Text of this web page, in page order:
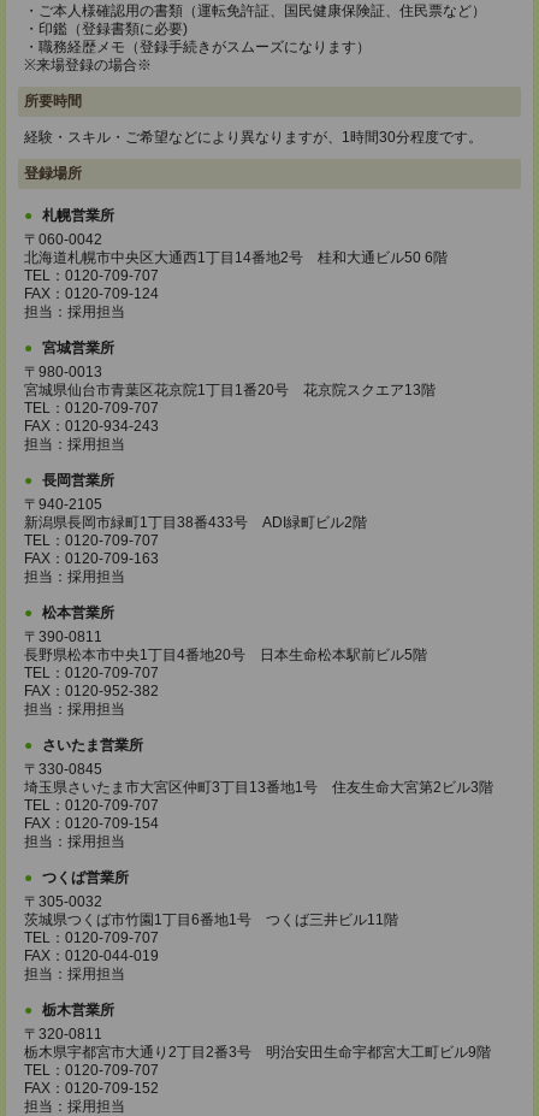
・ご本人様確認用の書類（運転免許証、国民健康保険証、住民票など）
・印鑑（登録書類に必要)
・職務経歴メモ（登録手続きがスムーズになります）
※来場登録の場合※
所要時間
経験・スキル・ご希望などにより異なりますが、1時間30分程度です。
登録場所
札幌営業所
〒060-0042
北海道札幌市中央区大通西1丁目14番地2号 桂和大通ビル50 6階
TEL：0120-709-707
FAX：0120-709-124
担当：採用担当
宮城営業所
〒980-0013
宮城県仙台市青葉区花京院1丁目1番20号 花京院スクエア13階
TEL：0120-709-707
FAX：0120-934-243
担当：採用担当
長岡営業所
〒940-2105
新潟県長岡市緑町1丁目38番433号 ADI緑町ビル2階
TEL：0120-709-707
FAX：0120-709-163
担当：採用担当
松本営業所
〒390-0811
長野県松本市中央1丁目4番地20号 日本生命松本駅前ビル5階
TEL：0120-709-707
FAX：0120-952-382
担当：採用担当
さいたま営業所
〒330-0845
埼玉県さいたま市大宮区仲町3丁目13番地1号 住友生命大宮第2ビル3階
TEL：0120-709-707
FAX：0120-709-154
担当：採用担当
つくば営業所
〒305-0032
茨城県つくば市竹園1丁目6番地1号 つくば三井ビル11階
TEL：0120-709-707
FAX：0120-044-019
担当：採用担当
栃木営業所
〒320-0811
栃木県宇都宮市大通り2丁目2番3号 明治安田生命宇都宮大工町ビル9階
TEL：0120-709-707
FAX：0120-709-152
担当：採用担当